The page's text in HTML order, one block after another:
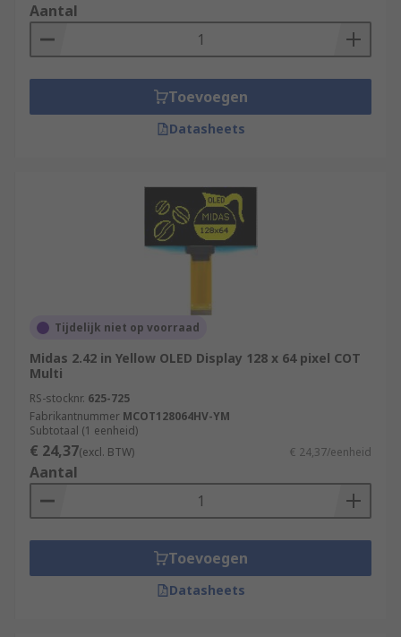
Aantal
Toevoegen
Datasheets
Tijdelijk niet op voorraad
Midas 2.42 in Yellow OLED Display 128 x 64 pixel COT
Multi
RS-stocknr. 625-725
Fabrikantnummer MCOT128064HV-YM
Subtotaal (1 eenheid)
€ 24,37(excl. BTW) € 24,37/eenheid
Aantal
Toevoegen
Datasheets